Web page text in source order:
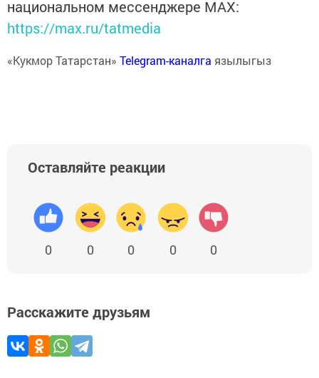
национальном мессенджере MАХ:
https://max.ru/tatmedia
«Кукмор Татарстан» Telegram-каналга язылыгыз
Оставляйте реакции
0 0 0 0 0
Расскажите друзьям